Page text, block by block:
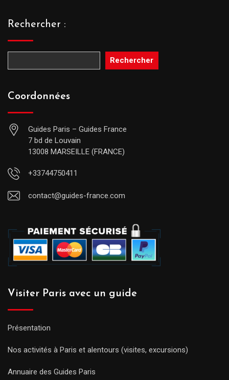
Rechercher :
Rechercher
Coordonnées
Guides Paris – Guides France
7 bd de Louvain
13008 MARSEILLE (FRANCE)
+33744750411
contact@guides-france.com
Visiter Paris avec un guide
Présentation
Nos activités à Paris et alentours (visites, excursions)
Annuaire des Guides Paris